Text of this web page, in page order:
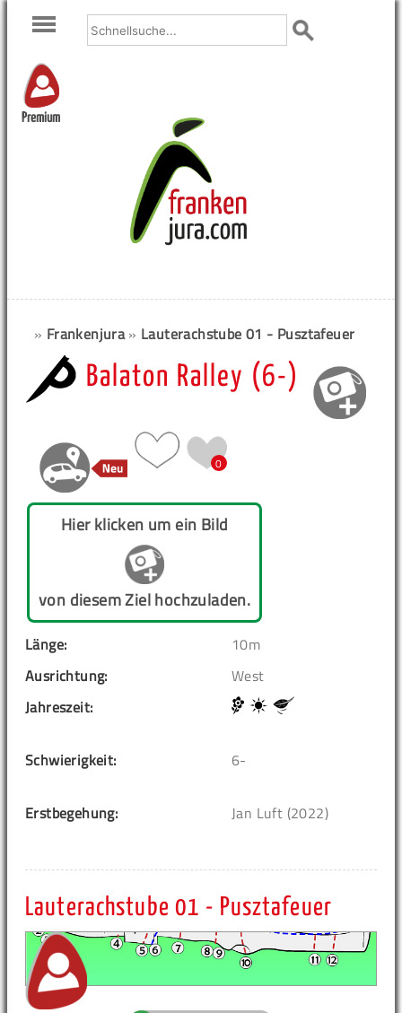
Premium
» Frankenjura» Lauterachstube 01 - Pusztafeuer
Balaton Ralley (6-)
0
Hier klicken um ein Bild
von diesem Ziel hochzuladen.
Länge:
10m
Ausrichtung:
West
Jahreszeit:
Schwierigkeit: 6-
Erstbegehung: Jan Luft (2022)
Lauterachstube 01 - Pusztafeuer